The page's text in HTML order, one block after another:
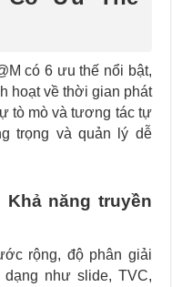
có 6 ưu thế nổi bật,
hoạt về thời gian phát
tò mò và tương tác tự
trọng và quản lý dễ
năng truyền
rộng, độ phân giải
như slide, TVC,